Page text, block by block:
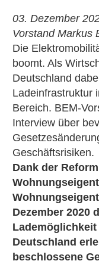
03. Dezember
Vorstand Markus
Die
boomt. Als
Deutschland
Ladeinfrastruktur
Bereich. BEM-
Interview über
Geschäftsrisiken.
Dank der
Dezember 2020
Deutschland
beschlossene